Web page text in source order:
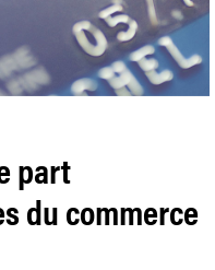
part
du commerce